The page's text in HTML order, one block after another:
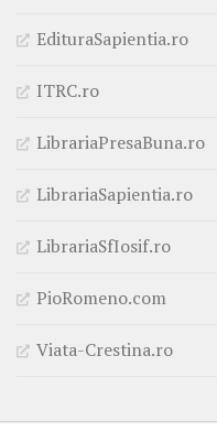
EdituraSapientia.ro
ITRC.ro
LibrariaPresaBuna.ro
LibrariaSapientia.ro
LibrariaSfIosif.ro
PioRomeno.com
Viata-Crestina.ro